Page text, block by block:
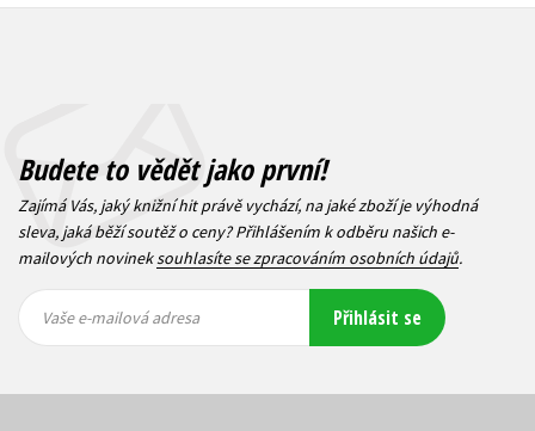
Budete to vědět jako první!
Zajímá Vás, jaký knižní hit právě vychází, na jaké zboží je výhodná
sleva, jaká běží soutěž o ceny? Přihlášením k odběru našich e-
mailových novineksouhlasíte se zpracováním osobních údajů.
mailová
mailová
Vaše e-mailová adresa Přihlásit se